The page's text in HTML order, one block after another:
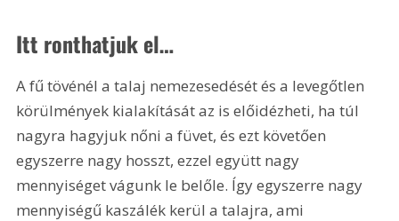
Itt ronthatjuk el…
A fű tövénél a talaj nemezesedését és a levegőtlen
körülmények kialakítását az is előidézheti, ha túl
nagyra hagyjuk nőni a füvet, és ezt követően
egyszerre nagy hosszt, ezzel együtt nagy
mennyiséget vágunk le belőle. Így egyszerre nagy
mennyiségű kaszálék kerül a talajra, ami